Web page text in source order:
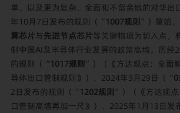
单，以及更为复杂、全面和不留余地的对华出
年10月7日发布的规则（“ 1007规则”）肇始
算芯片与先进节点芯片等关键物项为切入点，
制中国AI及半导体行业发展的政策高墙。历经
的规则（“ 1017规则”）（ 《方达观点：全面
导体出口管制规则》 ）、2024年3月29日（“
2日发布的规则（“ 1202规则”）（ 《方达观
口管制高墙再加一尺》 ）、2025年1月13日发